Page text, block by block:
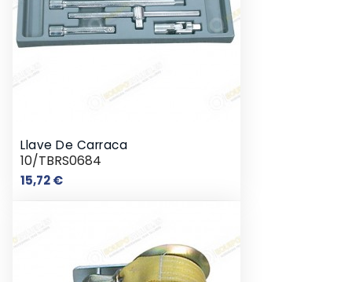
Llave De Carraca
10/TBRS0684
15,72 €Precio